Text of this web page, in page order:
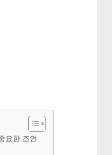
요한 조언